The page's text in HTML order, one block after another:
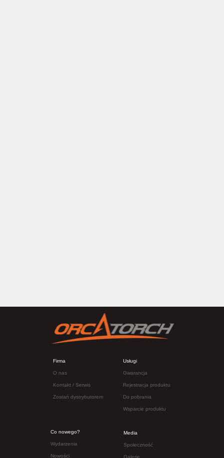
Media
Społeczność
Galerie
Usługi
Gwarancja
Rejestracja produktu
Do pobrania
Wsparcie produktu
Co nowego?
Wydarzenia
Nowości
Firma
O nas
Kontakt / Serwis
Zostań dystrybutorem